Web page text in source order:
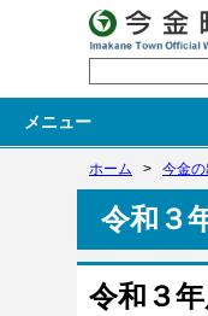
メニュー
ホーム > 今金
令和３
令和３